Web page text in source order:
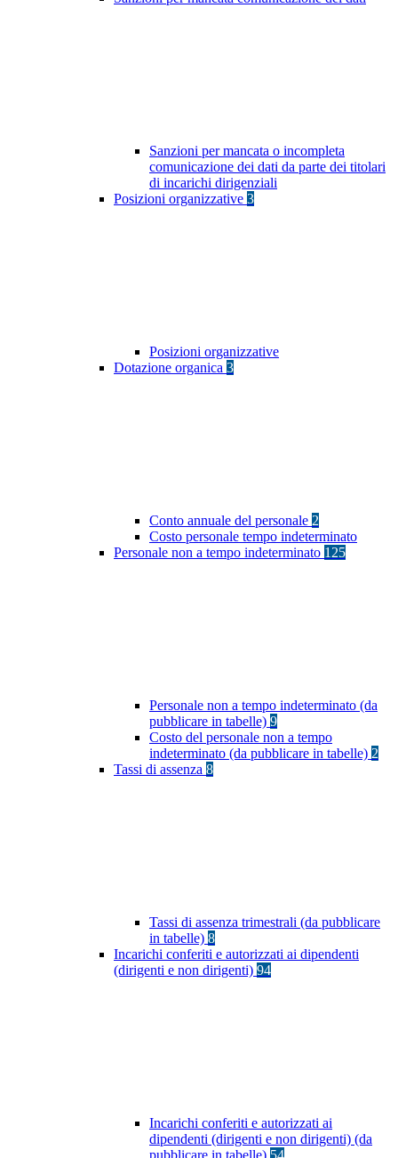
Sanzioni per mancata o incompleta
comunicazione dei dati da parte dei titolari
di incarichi dirigenziali
Posizioni organizzative 3
Posizioni organizzative
Dotazione organica 3
Conto annuale del personale 2
Costo personale tempo indeterminato
Personale non a tempo indeterminato 125
Personale non a tempo indeterminato (da
pubblicare in tabelle) 9
Costo del personale non a tempo
indeterminato (da pubblicare in tabelle) 2
Tassi di assenza 8
Tassi di assenza trimestrali (da pubblicare
in tabelle) 8
Incarichi conferiti e autorizzati ai dipendenti
(dirigenti e non dirigenti) 94
Incarichi conferiti e autorizzati ai
dipendenti (dirigenti e non dirigenti) (da